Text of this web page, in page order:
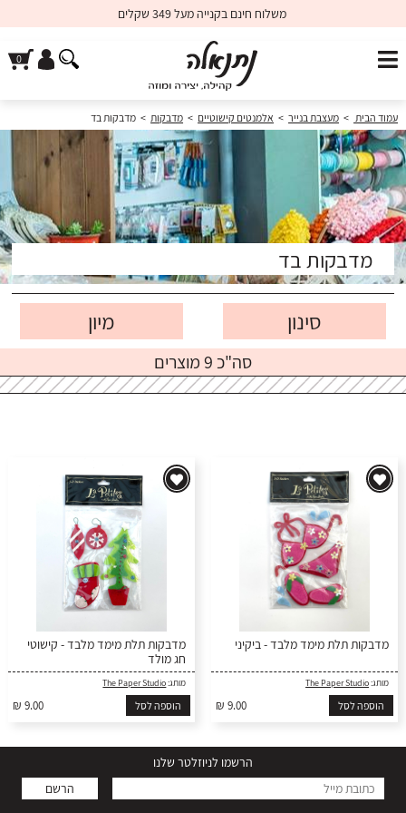
משלוח חינם בקנייה מעל 349 שקלים
עמוד הבית > מעצבת בנייר > אלמנטים קישוטיים > מדבקות > מדבקות בד
מדבקות בד
סינון
סה"כ 9 מוצרים
מדבקות תלת מימד מלבד - ביקיני
מותג:The Paper Studio
₪ 9.00 הוספה לסל
מדבקות תלת מימד מלבד - קישוטי
חג מולד
מותג:The Paper Studio
₪ 9.00 הוספה לסל
הרשמו לניוזלטר שלנו
הרשם